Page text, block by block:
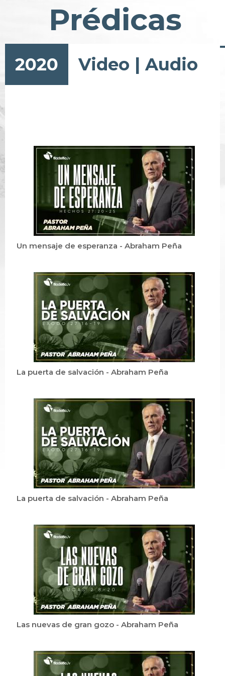
Prédicas
2020 Video | Audio
Un mensaje de esperanza - Abraham Peña
La puerta de salvación - Abraham Peña
La puerta de salvación - Abraham Peña
Las nuevas de gran gozo - Abraham Peña
Pagination